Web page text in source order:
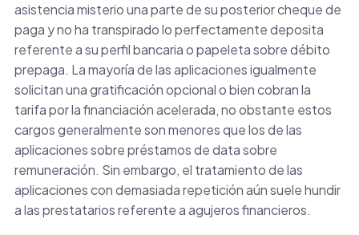
asistencia misterio una parte de su posterior cheque de
paga y no ha transpirado lo perfectamente deposita
referente a su perfil bancaria o papeleta sobre débito
prepaga. La mayoría de las aplicaciones igualmente
solicitan una gratificación opcional o bien cobran la
tarifa por la financiación acelerada, no obstante estos
cargos generalmente son menores que los de las
aplicaciones sobre préstamos de data sobre
remuneración. Sin embargo, el tratamiento de las
aplicaciones con demasiada repetición aún suele hundir
a las prestatarios referente a agujeros financieros.